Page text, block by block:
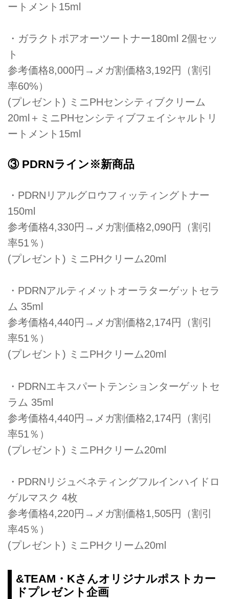
ートメント15ml
・ガラクトポアオーツートナー180ml 2個セッ
ト
参考価格8,000円→メガ割価格3,192円（割引
率60%）
(プレゼント) ミニPHセンシティブクリーム
20ml＋ミニPHセンシティブフェイシャルトリ
ートメント15ml
③ PDRNライン※新商品
・PDRNリアルグロウフィッティングトナー
150ml
参考価格4,330円→メガ割価格2,090円（割引
率51％）
(プレゼント) ミニPHクリーム20ml
・PDRNアルティメットオーラターゲットセラ
ム 35ml
参考価格4,440円→メガ割価格2,174円（割引
率51％）
(プレゼント) ミニPHクリーム20ml
・PDRNエキスパートテンションターゲットセ
ラム 35ml
参考価格4,440円→メガ割価格2,174円（割引
率51％）
(プレゼント) ミニPHクリーム20ml
・PDRNリジュベネティングフルインハイドロ
ゲルマスク 4枚
参考価格4,220円→メガ割価格1,505円（割引
率45％）
(プレゼント) ミニPHクリーム20ml
&TEAM・Kさんオリジナルポストカー
ドプレゼント企画